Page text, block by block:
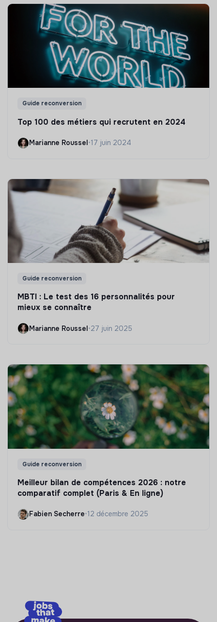
Guide reconversion
Top 100 des métiers qui recrutent en 2024
Marianne Roussel•17 juin 2024
Guide reconversion
MBTI : Le test des 16 personnalités pour
mieux se connaître
Marianne Roussel•27 juin 2025
Guide reconversion
Meilleur bilan de compétences 2026 : notre
comparatif complet (Paris & En ligne)
Fabien Secherre•12 décembre 2025